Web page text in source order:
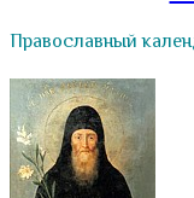
Православный